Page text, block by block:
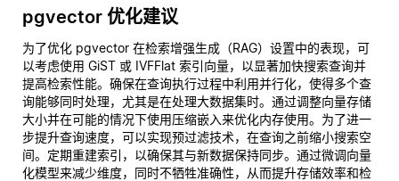
pgvector 优化建议
为了优化 pgvector 在检索增强生成（RAG）设置中的表现，可
以考虑使用 GiST 或 IVFFlat 索引向量，以显著加快搜索查询并
提高检索性能。确保在查询执行过程中利用并行化，使得多个查
询能够同时处理，尤其是在处理大数据集时。通过调整向量存储
大小并在可能的情况下使用压缩嵌入来优化内存使用。为了进一
步提升查询速度，可以实现预过滤技术，在查询之前缩小搜索空
间。定期重建索引，以确保其与新数据保持同步。通过微调向量
化模型来减少维度，同时不牺牲准确性，从而提升存储效率和检